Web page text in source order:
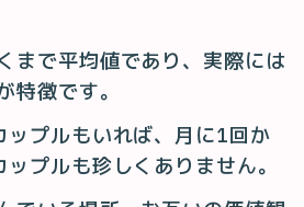
まで平均値であり、実際には
特徴です。
ップルもいれば、月に1回か
プルも珍しくありません。